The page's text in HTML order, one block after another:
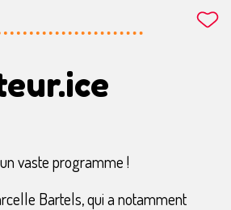
vaste programme !
Bartels, qui a notamment